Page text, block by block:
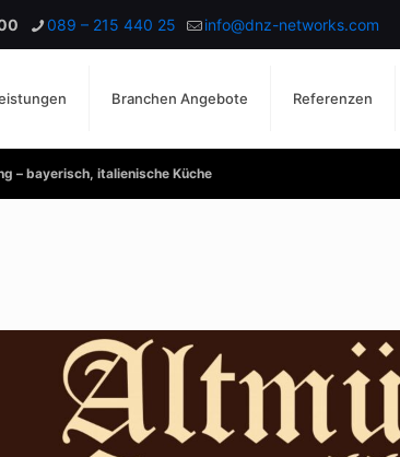
089 – 215 440 25 info@dnz-networks.com
Branchen Angebote Referenzen
– bayerisch, italienische Küche